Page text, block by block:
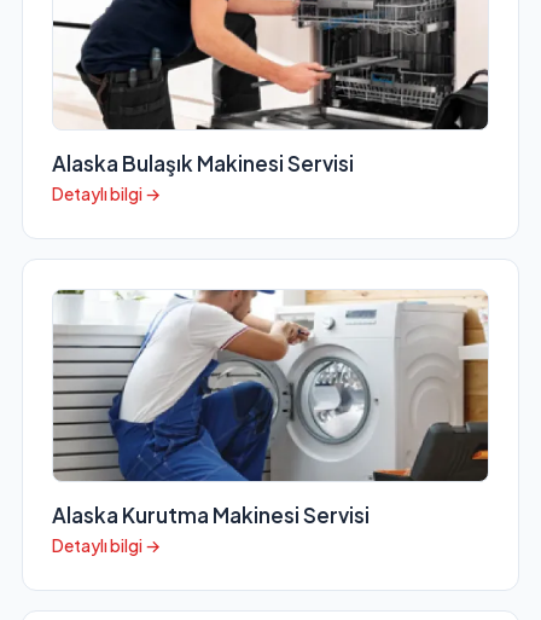
Alaska Bulaşık Makinesi Servisi
Detaylı bilgi →
Alaska Kurutma Makinesi Servisi
Detaylı bilgi →